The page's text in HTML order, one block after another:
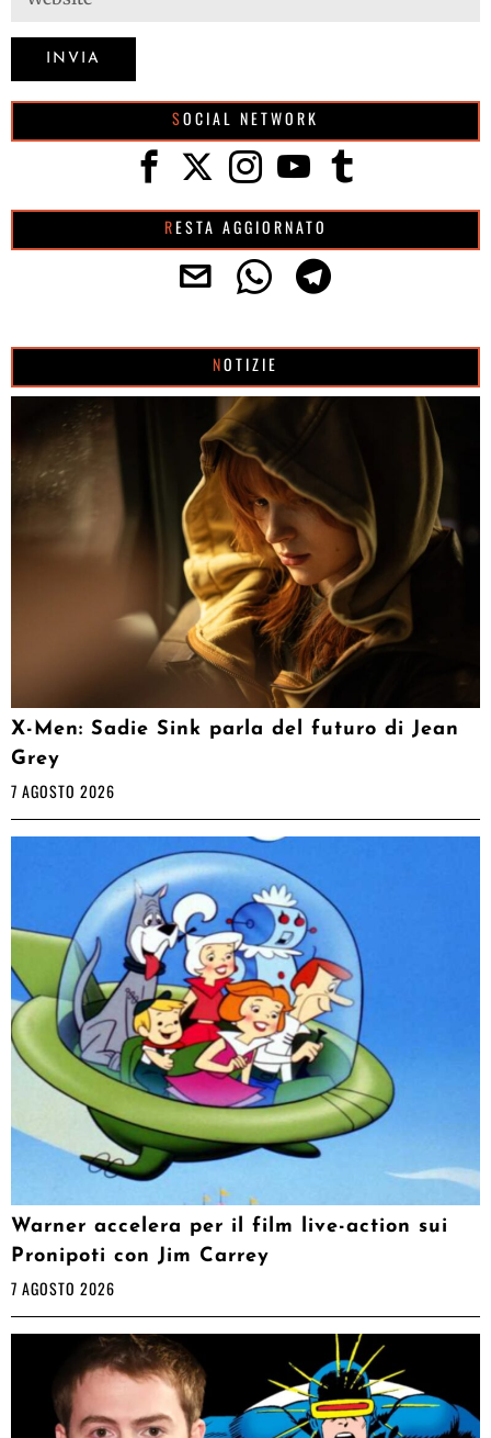
SOCIAL NETWORK
RESTA AGGIORNATO
NOTIZIE
X-Men: Sadie Sink parla del futuro di Jean
Grey
7 AGOSTO 2026
Warner accelera per il film live-action sui
Pronipoti con Jim Carrey
7 AGOSTO 2026